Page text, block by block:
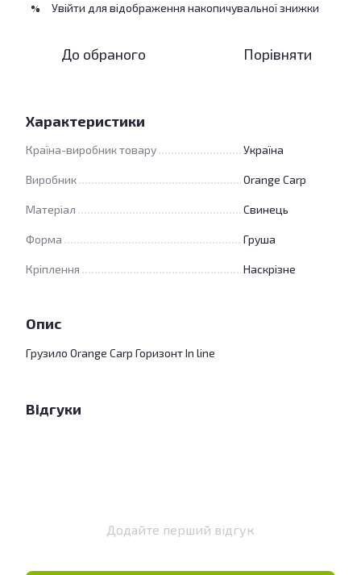
% Увійти для відображення накопичувальної знижки
До обраного Порівняти
Характеристики
Країна-виробник товару Україна
Виробник Orange Carp
Матеріал Свинець
Форма Груша
Кріплення Наскрізне
Опис
Грузило Orange Carp Горизонт In line
Відгуки
Додайте перший відгук